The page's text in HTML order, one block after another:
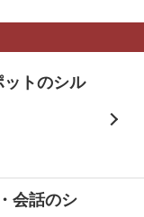
トのシル
会話のシ